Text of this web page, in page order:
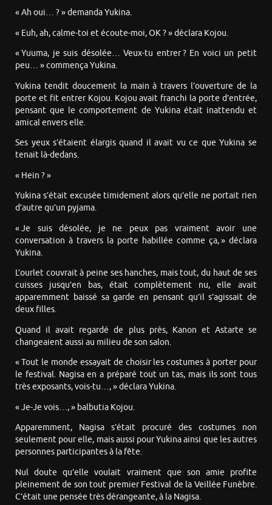
« Ah oui… ? » demanda Yukina.
« Euh, ah, calme-toi et écoute-moi, OK ? » déclara Kojou.
« Yuuma, je suis désolée… Veux-tu entrer ? En voici un petit
peu… » commença Yukina.
Yukina tendit doucement la main à travers l’ouverture de la
porte et fit entrer Kojou. Kojou avait franchi la porte d’entrée,
pensant que le comportement de Yukina était inattendu et
amical envers elle.
Ses yeux s’étaient élargis quand il avait vu ce que Yukina se
tenait là-dedans.
« Hein ? »
Yukina s’était excusée timidement alors qu’elle ne portait rien
d’autre qu’un pyjama.
« Je suis désolée, je ne peux pas vraiment avoir une
conversation à travers la porte habillée comme ça, » déclara
Yukina.
L’ourlet couvrait à peine ses hanches, mais tout, du haut de ses
cuisses jusqu’en bas, était complètement nu, elle avait
apparemment baissé sa garde en pensant qu’il s’agissait de
deux filles.
Quand il avait regardé de plus près, Kanon et Astarte se
changeaient aussi au milieu de son salon.
« Tout le monde essayait de choisir les costumes à porter pour
le festival. Nagisa en a préparé tout un tas, mais ils sont tous
très exposants, vois-tu…, » déclara Yukina.
« Je-Je vois…, » balbutia Kojou.
Apparemment, Nagisa s’était procuré des costumes non
seulement pour elle, mais aussi pour Yukina ainsi que les autres
personnes participantes à la fête.
Nul doute qu’elle voulait vraiment que son amie profite
pleinement de son tout premier Festival de la Veillée Funèbre.
C’était une pensée très dérangeante, à la Nagisa.